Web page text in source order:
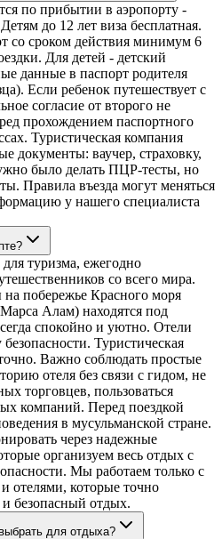
по прибытии в аэропорту -
до 12 лет виза бесплатная.
со сроком действия минимум 6
Для детей - детский
данные в паспорт родителя
Если ребенок путешествует с
согласие от второго не
прохождением паспортного
Туристическая компания
документы: ваучер, страховку,
было делать ПЦР-тесты, но
Правила въезда могут меняться
у нашего специалиста
для туризма, ежегодно
со всего мира.
побережье Красного моря
Алам) находятся под
спокойно и уютно. Отели
Туристическая
Важно соблюдать простые
отеля без связи с гидом, не
торговцев, пользоваться
компаний. Перед поездкой
в мусульманской стране.
через надежные
организуем весь отдых с
Мы работаем только с
отелями, которые точно
безопасный отдых.
для отдыха?